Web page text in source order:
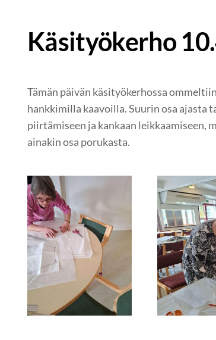
Käsityökerho
Tämän päivän käsityökerhossa
hankkimilla kaavoilla. Suurin osa ajasta
piirtämiseen ja kankaan leikkaamiseen,
ainakin osa porukasta.